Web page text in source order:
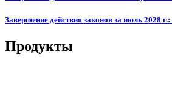
Завершение действия законов за июль 2028
Продукты